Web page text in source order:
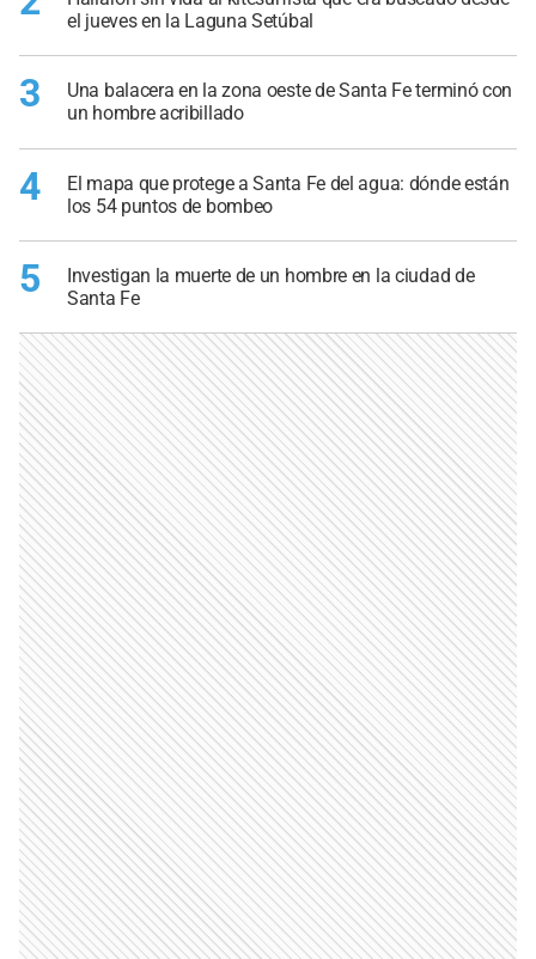
el jueves en la Laguna Setúbal
3
Una balacera en la zona oeste de Santa Fe terminó con
un hombre acribillado
4
El mapa que protege a Santa Fe del agua: dónde están
los 54 puntos de bombeo
5
Investigan la muerte de un hombre en la ciudad de
Santa Fe